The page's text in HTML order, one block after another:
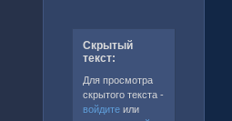
Скрытый
текст:
Для просмотра
скрытого текста -
войдитеили